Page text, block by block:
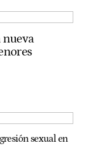
nueva
sexual en